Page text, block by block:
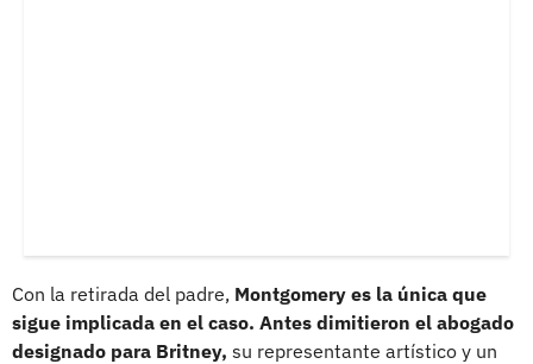
Con la retirada del padre, Montgomery es la única que
sigue implicada en el caso. Antes dimitieron el abogado
designado para Britney, su representante artístico y un